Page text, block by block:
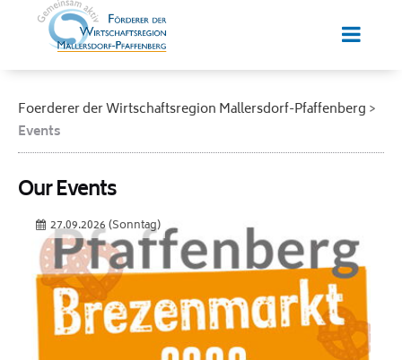
Foerderer der Wirtschaftsregion Mallersdorf-Pfaffenberg
Events
Our Events
27.09.2026(Sonntag)